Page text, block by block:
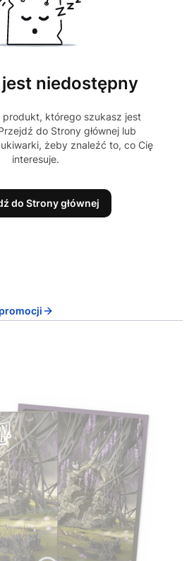
niedostępny
produkt, którego szukasz jest
do Strony głównej lub
żeby znaleźć to, co Cię
interesuje.
do Strony głównej